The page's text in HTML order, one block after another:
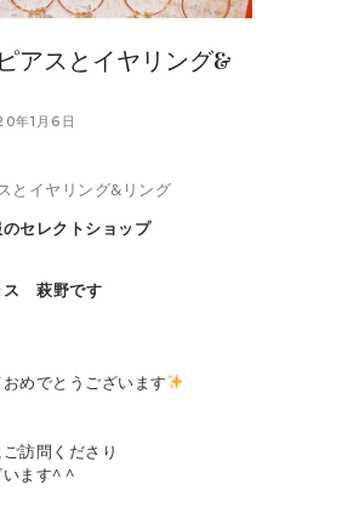
アスとイヤリング&
年1月6日
とイヤリング&リング
セレクトショップ
ス 萩野です
めでとうございます
訪問くださり
ます^ ^